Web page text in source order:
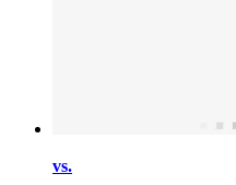
vs.